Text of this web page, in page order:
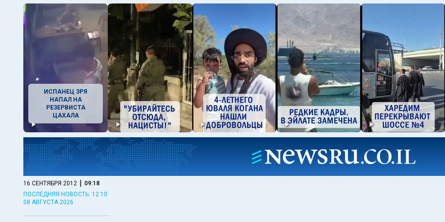
ИСПАНЕЦ ЗРЯ
НАПАЛ НА
РЕЗЕРВИСТА
ЦАХАЛА
16 СЕНТЯБРЯ 2012 | 09:18
ПОСЛЕДНЯЯ НОВОСТЬ: 12:10
08 АВГУСТА 2026